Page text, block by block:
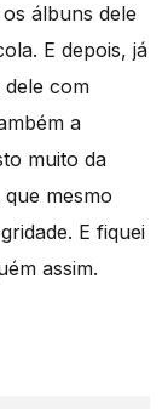
álbuns dele
E depois, já
com
a
muito da
mesmo
E fiquei
assim.